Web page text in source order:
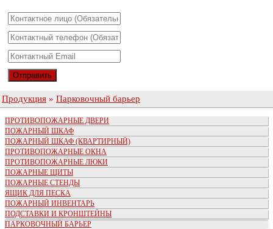
Продукция » Парковочный барьер
ПРОТИВОПОЖАРНЫЕ ДВЕРИ
ПОЖАРНЫЙ ШКАФ
ПОЖАРНЫЙ ШКАФ (КВАРТИРНЫЙ)
ПРОТИВОПОЖАРНЫЕ ОКНА
ПРОТИВОПОЖАРНЫЕ ЛЮКИ
ПОЖАРНЫЕ ЩИТЫ
ПОЖАРНЫЕ СТЕНДЫ
ЯЩИК ДЛЯ ПЕСКА
ПОЖАРНЫЙ ИНВЕНТАРЬ
ПОДСТАВКИ И КРОНШТЕЙНЫ
ПАРКОВОЧНЫЙ БАРЬЕР